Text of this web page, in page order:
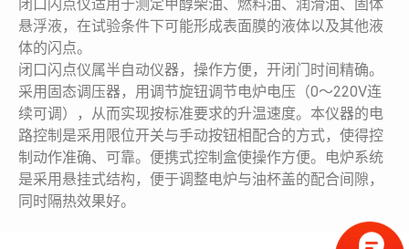
闭口闪点仪适用于测定甲醇柴油、燃料油、润滑油、固体
悬浮液，在试验条件下可能形成表面膜的液体以及其他液
体的闪点。
闭口闪点仪属半自动仪器，操作方便，开闭门时间精确。
采用固态调压器，用调节旋钮调节电炉电压（0～220V连
续可调），从而实现按标准要求的升温速度。本仪器的电
路控制是采用限位开关与手动按钮相配合的方式，使得控
制动作准确、可靠。便携式控制盒使操作方便。电炉系统
是采用悬挂式结构，便于调整电炉与油杯盖的配合间隙，
同时隔热效果好。